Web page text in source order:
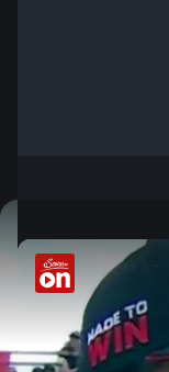
Marion